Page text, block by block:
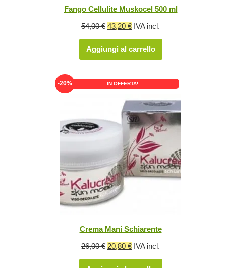
Fango Cellulite Muskocel 500 ml
54,00€ Il
prezzo
originale
54,00 €.
43,20 €Il
prezzo
attuale
43,20 €.
IVA incl.
Aggiungi al carrello
IN OFFERTA!
-20%
Crema Mani Schiarente
26,00€ Il
prezzo
20,80 €Il
prezzo
IVA incl.